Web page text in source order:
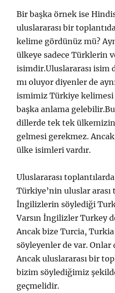
Bir başka örnek ise
uluslararası bir
kelime gördünüz mü?
ülkeye sadece Türklerin
isimdir.Uluslararası isim
mı oluyor diyenler de
ismimiz Türkiye
başka anlama
dillerde tek tek ülkemizin
gelmesi gerekmez.
ülke isimleri vardır.
Uluslararası
Türkiye’nin uluslar arası
İngilizlerin söylediği
Varsın İngilizler Turkey
Ancak bize Turcia,
söyleyenler de var. Onlar
Ancak uluslararası bir
bizim söylediğimiz
geçmelidir.